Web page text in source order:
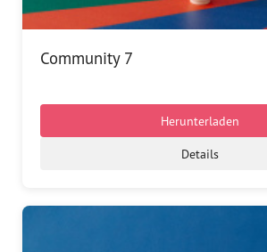
Community 7
Herunterladen
Details